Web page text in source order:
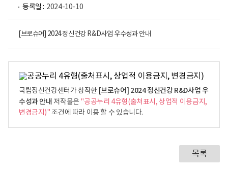
등록일 : 2024-10-10
[브로슈어] 2024 정신건강 R&D사업 우수성과 안내
국립정신건강센터가 창작한 [브로슈어] 2024 정신건강 R&D사업 우
수성과 안내 저작물은 "공공누리 4유형(출처표시, 상업적 이용금지,
변경금지)"조건에 따라 이용 할 수 있습니다.
목록